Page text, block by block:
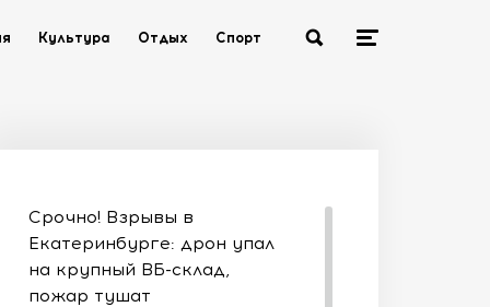
Культура Отдых Спорт
Срочно! Взрывы в
Екатеринбурге: дрон упал
на крупный ВБ-склад,
пожар тушат